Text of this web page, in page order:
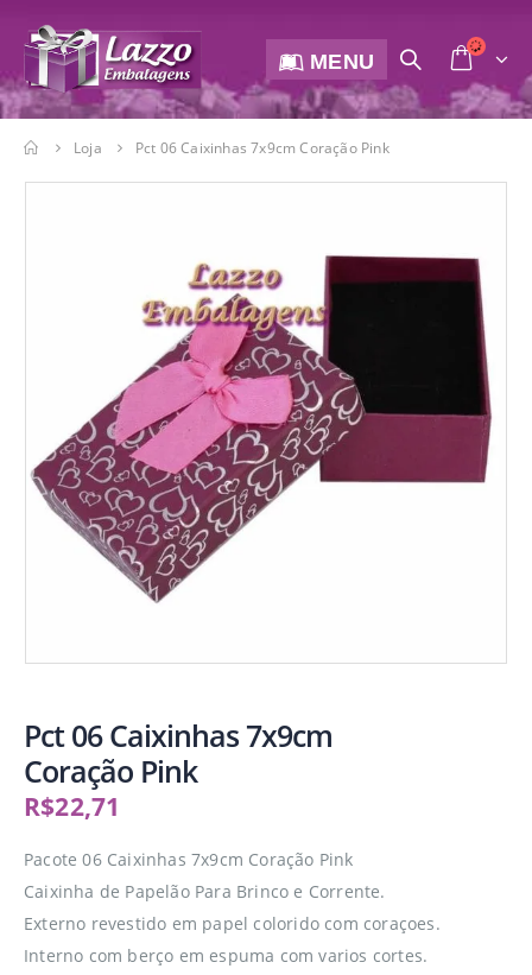
MENU
Loja Pct 06 Caixinhas 7x9cm Coração Pink
Pct 06 Caixinhas 7x9cm
Coração Pink
R$22,71
Pacote 06 Caixinhas 7x9cm Coração Pink
Caixinha de Papelão Para Brinco e Corrente.
Externo revestido em papel colorido com coraçoes.
Interno com berço em espuma com varios cortes.